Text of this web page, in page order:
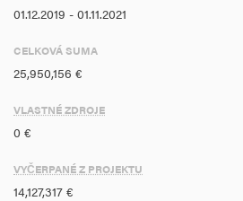
01.12.2019 - 01.11.2021
CELKOVÁ SUMA
25,950,156 €
VLASTNÉ ZDROJE
0 €
VYČERPANÉ Z PROJEKTU
14,127,317 €